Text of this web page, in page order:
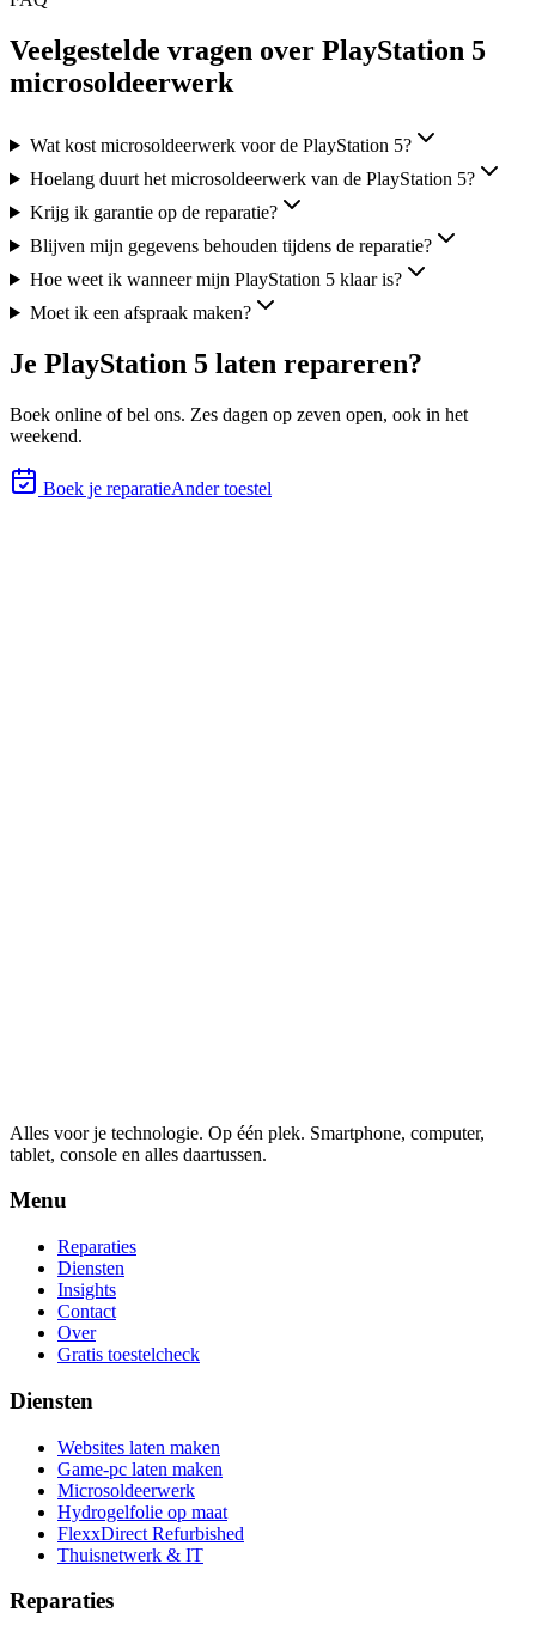
Veelgestelde vragen over PlayStation 5
microsoldeerwerk
Wat kost microsoldeerwerk voor de PlayStation 5?
Hoelang duurt het microsoldeerwerk van de PlayStation 5?
Krijg ik garantie op de reparatie?
Blijven mijn gegevens behouden tijdens de reparatie?
Hoe weet ik wanneer mijn PlayStation 5 klaar is?
Moet ik een afspraak maken?
Je PlayStation 5 laten repareren?
Boek online of bel ons. Zes dagen op zeven open, ook in het
weekend.
Boek je reparatieAnder toestel
Alles voor je technologie. Op één plek. Smartphone, computer,
tablet, console en alles daartussen.
Menu
Reparaties
Diensten
Insights
Contact
Over
Gratis toestelcheck
Diensten
Websites laten maken
Game-pc laten maken
Microsoldeerwerk
Hydrogelfolie op maat
FlexxDirect Refurbished
Thuisnetwerk & IT
Reparaties